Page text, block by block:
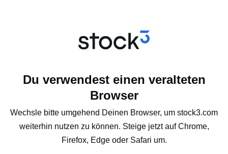
Du verwendest einen veralteten
Browser
Wechsle bitte umgehend Deinen Browser, um stock3.com
weiterhin nutzen zu können. Steige jetzt auf Chrome,
Firefox, Edge oder Safari um.